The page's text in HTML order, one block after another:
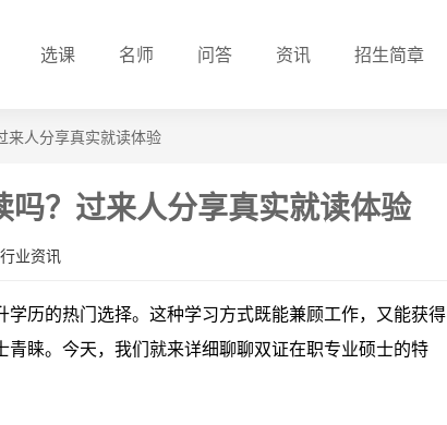
选课 名师 问答 资讯 招生简章
来人分享真实就读体验
吗？过来人分享真实就读体验
行业资讯
学历的热门选择。这种学习方式既能兼顾工作，又能获得
青睐。今天，我们就来详细聊聊双证在职专业硕士的特